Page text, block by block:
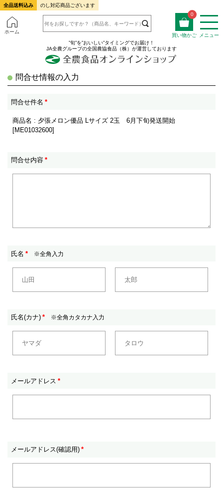
全品送料込み のし対応商品ございます
ホーム
0
買い物かご
メニュー
”旬”を”おいしい”タイミングでお届け！
JA全農グループの全国農協食品（株）が運営しております
問合せ情報の入力
問合せ件名 *
商品名 : 夕張メロン優品 Lサイズ 2玉 6月下旬発送開始
[ME01032600]
問合せ内容 *
氏名 * ※全角入力
氏名(カナ) * ※全角カタカナ入力
メールアドレス *
メールアドレス(確認用) *